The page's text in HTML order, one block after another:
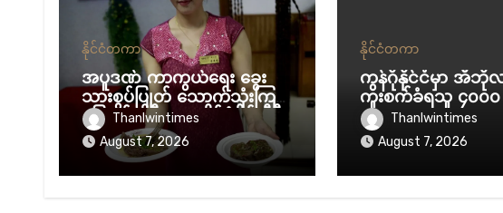
နိုင်ငံတကာ
အပူဒဏ် ကာကွယ်ရေး ခွေး
သားစွပ်ပြုတ် သောက်သုံးကြဖို့
မြောက်ကိုရီးယား နိုင်ငံပိုင် မီဒီ
ယာ တိုက်တွန်း
Thanlwintimes
August 7, 2026
နိုင်ငံတကာ
ကွန်ဂိုနိုင်ငံမှာ အီဘိုလာ
ကူးစက်ခံရသူ ၄၀၀၀
လာ Thanlwintimes
August 7, 2026